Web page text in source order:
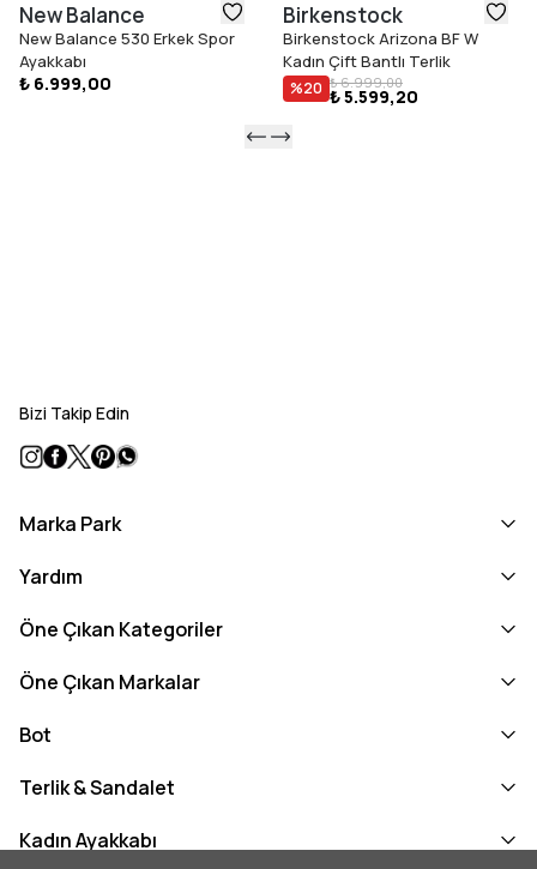
New Balance
New Balance 530 Erkek Spor
Ayakkabı
₺ 6.999,00
Birkenstock
Birkenstock Arizona BF W
Kadın Çift Bantlı Terlik
%20 ₺ 6.999,00
₺ 5.599,20
Bizi Takip Edin
Marka Park
Yardım
Öne Çıkan Kategoriler
Öne Çıkan Markalar
Bot
Terlik & Sandalet
Kadın Ayakkabı